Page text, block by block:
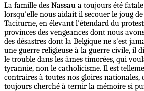
La famille des Nassau a toujours été
lorsqu'elle nous aidait il secouer le joug
Taciturne, en élevant l'étendard du
provinces des vengeances dont nous
des désastres dont la Belgique ne s'est
une guerre religieuse à la guerre civile, il
le trouble dans les âmes timorées, qui
tyrannie, non le catholicisme. Il est
contraires à toutes nos gloires nationales,
toujours cherché à ternir la mémoire si